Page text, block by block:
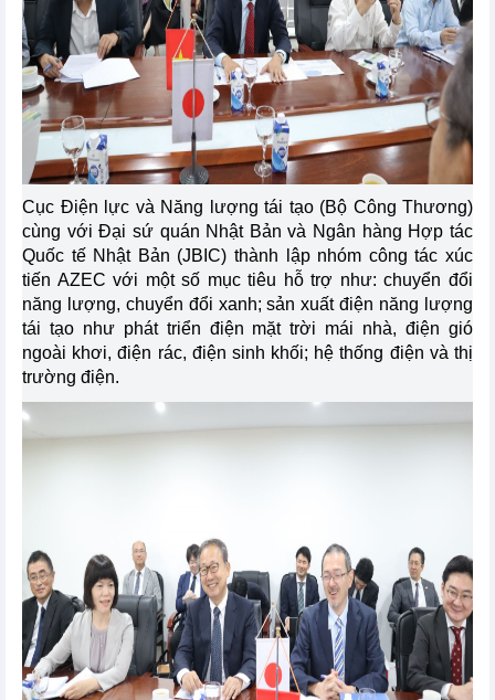
Cục Điện lực và Năng lượng tái tạo (Bộ Công Thương)
cùng với Đại sứ quán Nhật Bản và Ngân hàng Hợp tác
Quốc tế Nhật Bản (JBIC) thành lập nhóm công tác xúc
tiến AZEC với một số mục tiêu hỗ trợ như: chuyển đổi
năng lượng, chuyển đổi xanh; sản xuất điện năng lượng
tái tạo như phát triển điện mặt trời mái nhà, điện gió
ngoài khơi, điện rác, điện sinh khối; hệ thống điện và thị
trường điện.